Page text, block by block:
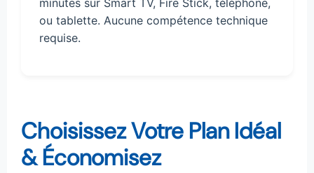
minutes sur Smart TV, Fire Stick, téléphone,
ou tablette. Aucune compétence technique
requise.
Choisissez Votre Plan Idéal
& Économisez